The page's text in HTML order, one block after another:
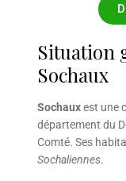
Situation
Sochaux
Sochauxest une
département du
Comté. Ses
Sochaliennes.